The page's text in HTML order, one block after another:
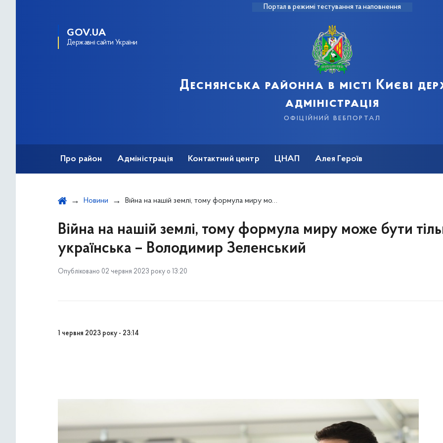
Портал в режимі тестування та наповнення
GOV.UA
Державні сайти України
Деснянська районна в місті Києві
адміністрація
офіційний вебпортал
Про район Адміністрація Контактний центр ЦНАП Алея Героїв
Новини Війна на нашій землі, тому формула миру може бути тільки українська – Володимир Зеленський
Війна на нашій землі, тому формула миру може бути
українська – Володимир Зеленський
Опубліковано 02 червня 2023 року о 13:20
1 червня 2023 року - 23:14